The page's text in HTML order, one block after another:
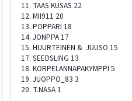
11. TAAS KUSAS 22
12. MII911 20
13. POPPARI 18
14. JONPPA 17
15. HUURTEINEN & JUUSO 15
17. SEEDSLING 13
18. KORPELANNAPAKYMPPI 5
19. JUOPPO_83 3
20. T.NÄSÄ 1